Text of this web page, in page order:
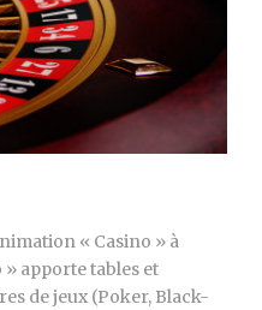
« Casino » à
apporte tables et
de jeux (Poker, Black-